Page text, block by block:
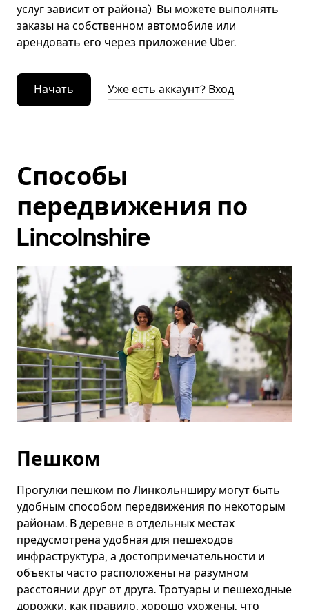
услуг зависит от района). Вы можете выполнять
заказы на собственном автомобиле или
арендовать его через приложение Uber.
Начать Уже есть аккаунт? Вход
Способы
передвижения по
Lincolnshire
Пешком
Прогулки пешком по Линкольнширу могут быть
удобным способом передвижения по некоторым
районам. В деревне в отдельных местах
предусмотрена удобная для пешеходов
инфраструктура, а достопримечательности и
объекты часто расположены на разумном
расстоянии друг от друга. Тротуары и пешеходные
дорожки, как правило, хорошо ухожены, что